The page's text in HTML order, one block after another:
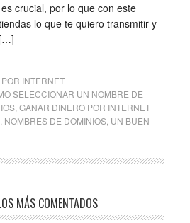
crucial, por lo que con este
lo que te quiero transmitir y
INTERNET
SELECCIONAR UN NOMBRE DE
, GANAR DINERO POR INTERNET
NOMBRES DE DOMINIOS, UN BUEN
MÁS COMENTADOS